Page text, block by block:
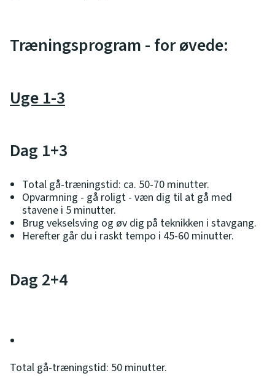
Træningsprogram - for øvede:
Uge 1-3
Dag 1+3
Total gå-træningstid: ca. 50-70 minutter.
Opvarmning - gå roligt - væn dig til at gå med
stavene i 5 minutter.
Brug vekselsving og øv dig på teknikken i stavgang.
Herefter går du i raskt tempo i 45-60 minutter.
Dag 2+4
Total gå-træningstid: 50 minutter.